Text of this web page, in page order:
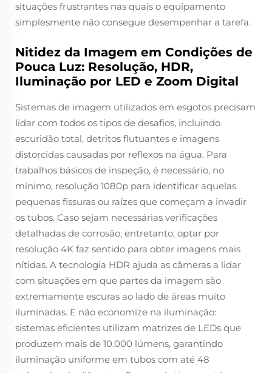
situações frustrantes nas quais o equipamento
simplesmente não consegue desempenhar a tarefa.
Nitidez da Imagem em Condições de
Pouca Luz: Resolução, HDR,
Iluminação por LED e Zoom Digital
Sistemas de imagem utilizados em esgotos precisam
lidar com todos os tipos de desafios, incluindo
escuridão total, detritos flutuantes e imagens
distorcidas causadas por reflexos na água. Para
trabalhos básicos de inspeção, é necessário, no
mínimo, resolução 1080p para identificar aquelas
pequenas fissuras ou raízes que começam a invadir
os tubos. Caso sejam necessárias verificações
detalhadas de corrosão, entretanto, optar por
resolução 4K faz sentido para obter imagens mais
nítidas. A tecnologia HDR ajuda as câmeras a lidar
com situações em que partes da imagem são
extremamente escuras ao lado de áreas muito
iluminadas. E não economize na iluminação:
sistemas eficientes utilizam matrizes de LEDs que
produzem mais de 10.000 lúmens, garantindo
iluminação uniforme em tubos com até 48